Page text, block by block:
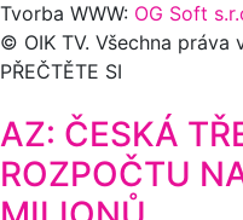
Tvorba WWW: OG Soft
© OIK TV. Všechna práva
PŘEČTĚTE SI
AZ: ČESKÁ
ROZPOČTU